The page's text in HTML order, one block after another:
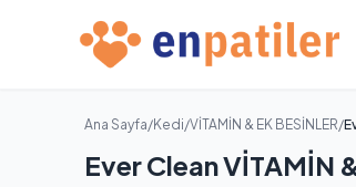
Ana Sayfa/Kedi/VİTAMİN & EK BESİNLER/
Ever Clean VİTAMİN